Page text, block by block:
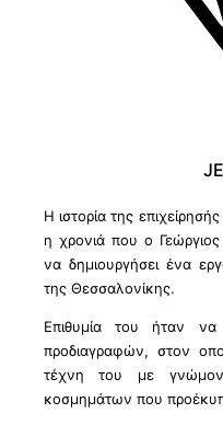
Η ιστορία της
η χρονιά που ο
να δημιουργήσει ένα
της Θεσσαλονίκης.
Επιθυμία του ήταν
προδιαγραφών, στον
τέχνη του με
κοσμημάτων που